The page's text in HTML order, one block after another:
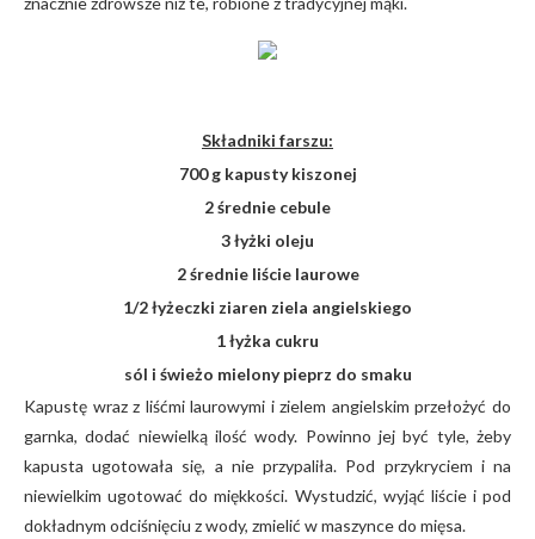
Składniki farszu:
700 g kapusty kiszonej
2 średnie cebule
3 łyżki oleju
2 średnie liście laurowe
1/2 łyżeczki ziaren ziela angielskiego
1 łyżka cukru
sól i świeżo mielony pieprz do smaku
Kapustę wraz z liśćmi laurowymi i zielem angielskim przełożyć do
garnka, dodać niewielką ilość wody. Powinno jej być tyle, żeby
kapusta ugotowała się, a nie przypaliła. Pod przykryciem i na
niewielkim ugotować do miękkości. Wystudzić, wyjąć liście i pod
dokładnym odciśnięciu z wody, zmielić w maszynce do mięsa.